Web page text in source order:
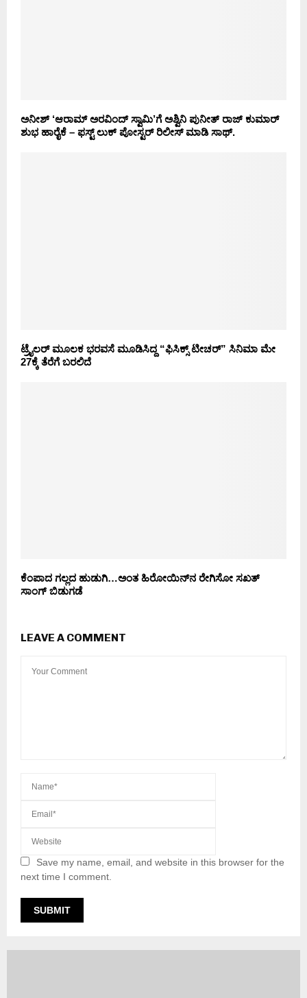
ಅನೀಶ್ ‘ಆರಾಮ್ ಅರವಿಂದ್ ಸ್ವಾಮಿ’ಗೆ ಅಶ್ವಿನಿ ಪುನೀತ್ ರಾಜ್ ಕುಮಾರ್
ಶುಭ ಹಾರೈಕೆ – ಫಸ್ಟ್ ಲುಕ್ ಪೋಸ್ಟರ್ ರಿಲೀಸ್ ಮಾಡಿ ಸಾಥ್.
ಟ್ರೈಲರ್ ಮೂಲಕ ಭರವಸೆ ಮೂಡಿಸಿದ್ದ “ಫಿಸಿಕ್ಸ್ ಟೀಚರ್” ಸಿನಿಮಾ ಮೇ
27ಕ್ಕೆ ತೆರೆಗೆ ಬರಲಿದೆ
ಕೆಂಪಾದ ಗಲ್ಲದ ಹುಡುಗಿ…ಅಂತ ಹಿರೋಯಿನ್‌ನ ರೇಗಿಸೋ ಸಖತ್
ಸಾಂಗ್ ಬಿಡುಗಡೆ
LEAVE A COMMENT
Save my name, email, and website in this browser for the
next time I comment.